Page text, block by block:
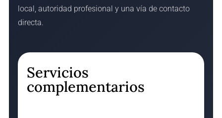
local, autoridad profesional y una vía de contacto
directa.
Servicios
complementarios